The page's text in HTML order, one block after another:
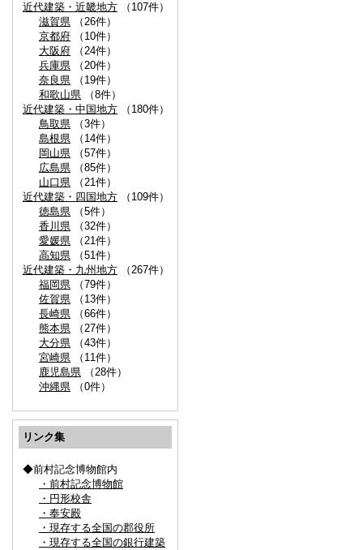
近代建築・近畿地方 （107件）
滋賀県 （26件）
京都府 （10件）
大阪府 （24件）
兵庫県 （20件）
奈良県 （19件）
和歌山県 （8件）
近代建築・中国地方 （180件）
鳥取県 （3件）
島根県 （14件）
岡山県 （57件）
広島県 （85件）
山口県 （21件）
近代建築・四国地方 （109件）
徳島県 （5件）
香川県 （32件）
愛媛県 （21件）
高知県 （51件）
近代建築・九州地方 （267件）
福岡県 （79件）
佐賀県 （13件）
長崎県 （66件）
熊本県 （27件）
大分県 （43件）
宮崎県 （11件）
鹿児島県 （28件）
沖縄県 （0件）
リンク集
◆前村記念博物館内
・前村記念博物館
・円形校舎
・奉安殿
・現存する全国の郡役所
・現存する全国の銀行建築